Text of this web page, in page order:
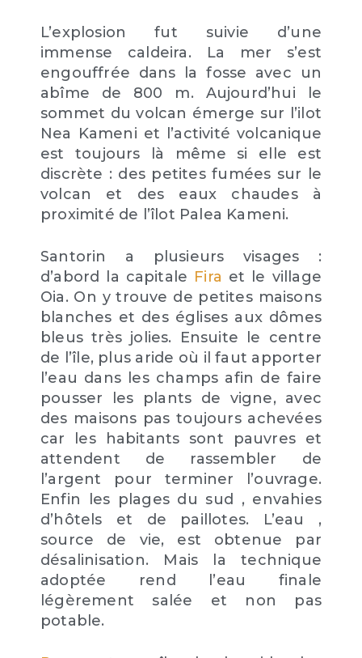
L’explosion fut suivie d’une
immense caldeira. La mer s’est
engouffrée dans la fosse avec un
abîme de 800 m. Aujourd’hui le
sommet du volcan émerge sur l’ilot
Nea Kameni et l’activité volcanique
est toujours là même si elle est
discrète : des petites fumées sur le
volcan et des eaux chaudes à
proximité de l’îlot Palea Kameni.
Santorin a plusieurs visages :
d’abord la capitale Fira et le village
Oia. On y trouve de petites maisons
blanches et des églises aux dômes
bleus très jolies. Ensuite le centre
de l’île, plus aride où il faut apporter
l’eau dans les champs afin de faire
pousser les plants de vigne, avec
des maisons pas toujours achevées
car les habitants sont pauvres et
attendent de rassembler de
l’argent pour terminer l’ouvrage.
Enfin les plages du sud , envahies
d’hôtels et de paillotes. L’eau ,
source de vie, est obtenue par
désalinisation. Mais la technique
adoptée rend l’eau finale
légèrement salée et non pas
potable.